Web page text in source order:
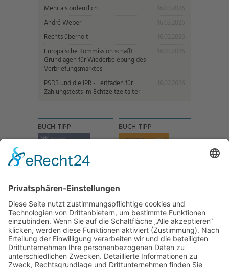
Mehr als ordentlich
André Weber
Rechts überholt
Europäische Kommission schafft
Grundlagen für Wiederbelebung des
Verbriefungsmarktes
PSD3 und die IPR - Leitfaden für
Zahlungstests im Echtzeitzeitalter
BUCH-TIPP BUCH-TIPP